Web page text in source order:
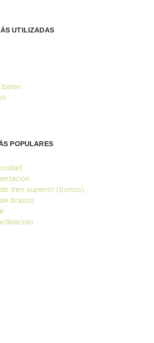
UTILIZADAS
POPULARES
tren superior (tronco)
brazos